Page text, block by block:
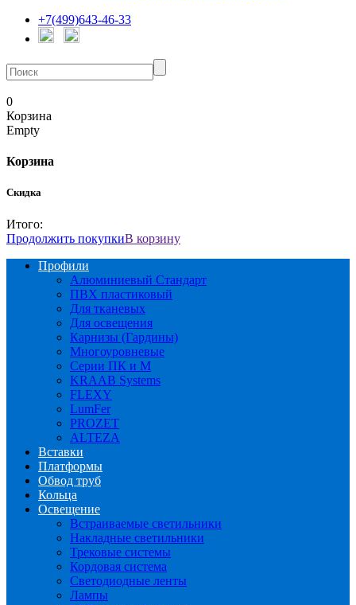
+7(499)643-46-33
0
Корзина
Empty
Корзина
Скидка
Итого:
Продолжить покупкиВ корзину
Профили
Алюминиевый Стандарт
ПВХ пластиковый
Для тканевых
Для освещения
Карнизы (Гардины)
Многоуровневые
Серии ПК и М
KRAAB Systems
FLEXY
LumFer
PROZET
ALTEZA
Вставки
Платформы
Обвод труб
Кольца
Освещение
Встраиваемые светильники
Накладные светильники
Трековые системы
Кордовая система
Светодиодные ленты
Лампы